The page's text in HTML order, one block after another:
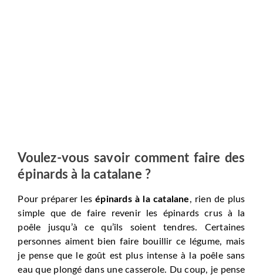
Voulez-vous savoir comment faire des
épinards à la catalane ?
Pour préparer lesépinards à la catalane, rien de plus
simple que de faire revenir les épinards crus à la
poêle jusqu’à ce qu’ils soient tendres. Certaines
personnes aiment bien faire bouillir ce légume, mais
je pense que le goût est plus intense à la poêle sans
eau que plongé dans une casserole. Du coup, je pense